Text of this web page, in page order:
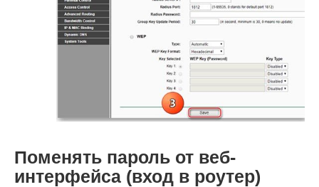
Поменять пароль от веб-
интерфейса (вход в роутер)